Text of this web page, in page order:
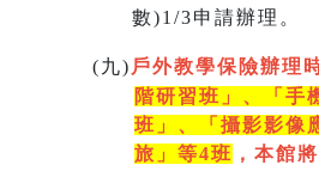
數)1/3申請辦理。
(九) 戶外教學保險辦理
階研習班」、「手
班」、「 攝影影像
旅」等4班 ，本館